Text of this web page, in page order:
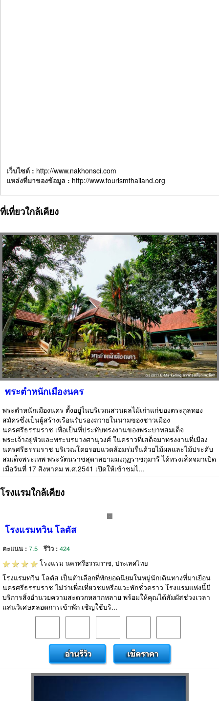
เว็บไซต์ : http://www.nakhonsci.com
แหล่งที่มาของข้อมูล : http://www.tourismthailand.org
ที่เที่ยวใกล้เคียง
พระตำหนักเมืองนคร
พระตำหนักเมืองนคร ตั้งอยู่ในบริเวณสวนผลไม้เก่าแก่ของตระกูลทอง
สมัครซึ่งเป็นผู้สร้างเรือนรับรองถวายในนามของชาวเมือง
นครศรีธรรมราช เพื่อเป็นที่ประทับทรงงานของพระบาทสมเด็จ
พระเจ้าอยู่หัวและพระบรมวงศานุวงศ์ ในคราวที่เสด็จมาทรงงานที่เมือง
นครศรีธรรมราช บริเวณโดยรอบแวดล้อมร่มรื่นด้วยไม้ผลและไม้ประดับ
สมเด็จพระเทพ พระรัตนราชสุดาสยามมงกุฏราชกุมารี ได้ทรงเส็ดจมาเปิด
เมื่อวันที่ 17 สิงหาคม พ.ศ.2541 เปิดให้เข้าชมไ...
โรงแรมใกล้เคียง
โรงแรมทวิน โลตัส
คะแนน : 7.5 รีวิว : 424
โรงแรม นครศรีธรรมราช, ประเทศไทย
โรงแรมทวิน โลตัส เป็นตัวเลือกที่พักยอดนิยมในหมู่นักเดินทางที่มาเยือน
นครศรีธรรมราช ไม่ว่าเพื่อเที่ยวชมหรือแวะพักชั่วคราว โรงแรมแห่งนี้มี
บริการสิ่งอำนวยความสะดวกหลากหลาย พร้อมให้คุณได้สัมผัสช่วงเวลา
แสนวิเศษตลอดการเข้าพัก เชิญใช้บริ...